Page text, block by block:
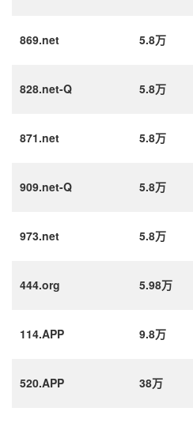
869.net 5.8万
828.net-Q 5.8万
871.net 5.8万
909.net-Q 5.8万
973.net 5.8万
444.org 5.98万
114.APP 9.8万
520.APP 38万